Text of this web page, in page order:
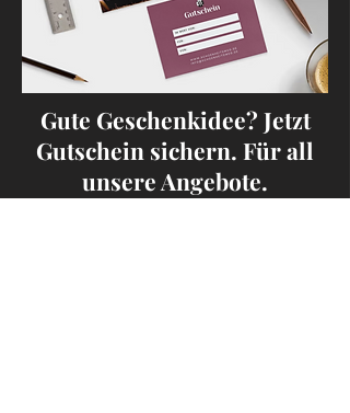
Gute Geschenkidee? Jetzt
Gutschein sichern. Für all
unsere Angebote.